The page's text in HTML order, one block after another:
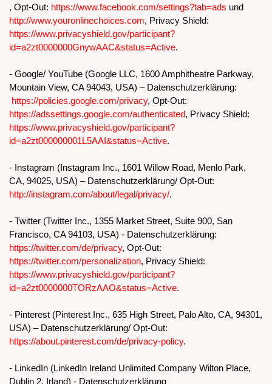
, Opt-Out: https://www.facebook.com/settings?tab=ads und
http://www.youronlinechoices.com, Privacy Shield:
https://www.privacyshield.gov/participant?
id=a2zt0000000GnywAAC&status=Active.
- Google/ YouTube (Google LLC, 1600 Amphitheatre Parkway,
Mountain View, CA 94043, USA) – Datenschutzerklärung:
https://policies.google.com/privacy, Opt-Out:
https://adssettings.google.com/authenticated, Privacy Shield:
https://www.privacyshield.gov/participant?
id=a2zt000000001L5AAI&status=Active.
- Instagram (Instagram Inc., 1601 Willow Road, Menlo Park,
CA, 94025, USA) – Datenschutzerklärung/ Opt-Out:
http://instagram.com/about/legal/privacy/.
- Twitter (Twitter Inc., 1355 Market Street, Suite 900, San
Francisco, CA 94103, USA) - Datenschutzerklärung:
https://twitter.com/de/privacy, Opt-Out:
https://twitter.com/personalization, Privacy Shield:
https://www.privacyshield.gov/participant?
id=a2zt0000000TORzAAO&status=Active.
- Pinterest (Pinterest Inc., 635 High Street, Palo Alto, CA, 94301,
USA) – Datenschutzerklärung/ Opt-Out:
https://about.pinterest.com/de/privacy-policy.
- LinkedIn (LinkedIn Ireland Unlimited Company Wilton Place,
Dublin 2, Irland) - Datenschutzerklärung